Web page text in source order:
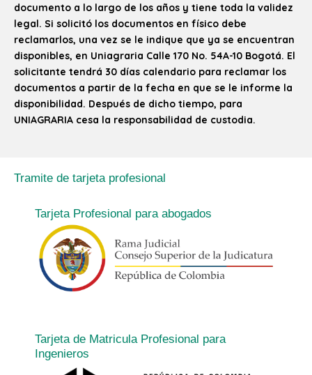
documento a lo largo de los años y tiene toda la validez
legal. Si solicitó los documentos en físico debe
reclamarlos, una vez se le indique que ya se encuentran
disponibles, en Uniagraria Calle 170 No. 54A-10 Bogotá. El
solicitante tendrá 30 días calendario para reclamar los
documentos a partir de la fecha en que se le informe la
disponibilidad. Después de dicho tiempo, para
UNIAGRARIA cesa la responsabilidad de custodia.
Tramite de tarjeta profesional
Tarjeta Profesional para abogados
Tarjeta de Matricula Profesional para
Ingenieros